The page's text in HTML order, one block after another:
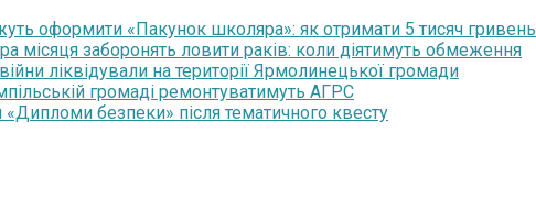
оформити «Пакунок школяра»: як отримати 5 тисяч гривень
місяця заборонять ловити раків: коли діятимуть обмеження
ліквідували на території Ярмолинецької громади
громаді ремонтуватимуть АГРС
безпеки» після тематичного квесту